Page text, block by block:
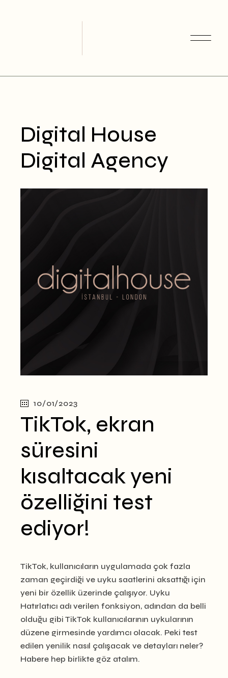
Digital House
Digital Agency
10/01/2023
TikTok, ekran
süresini
kısaltacak yeni
özelliğini test
ediyor!
TikTok, kullanıcıların uygulamada çok fazla
zaman geçirdiği ve uyku saatlerini aksattığı için
yeni bir özellik üzerinde çalışıyor. Uyku
Hatırlatıcı adı verilen fonksiyon, adından da belli
olduğu gibi TikTok kullanıcılarının uykularının
düzene girmesinde yardımcı olacak. Peki test
edilen yenilik nasıl çalışacak ve detayları neler?
Habere hep birlikte göz atalım.